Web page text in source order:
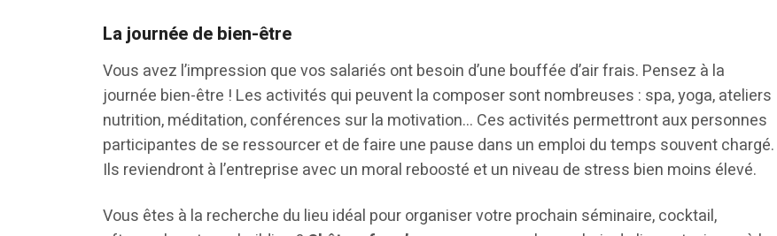
La journée de bien-être
Vous avez l’impression que vos salariés ont besoin d’une bouffée d’air frais. Pensez à la
journée bien-être ! Les activités qui peuvent la composer sont nombreuses : spa, yoga, ateliers
nutrition, méditation, conférences sur la motivation… Ces activités permettront aux personnes
participantes de se ressourcer et de faire une pause dans un emploi du temps souvent chargé.
Ils reviendront à l’entreprise avec un moral reboosté et un niveau de stress bien moins élevé.
Vous êtes à la recherche du lieu idéal pour organiser votre prochain séminaire, cocktail,